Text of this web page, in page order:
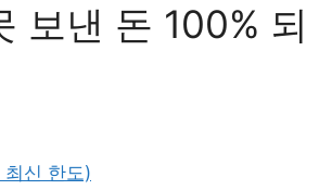
보낸 돈 100% 되